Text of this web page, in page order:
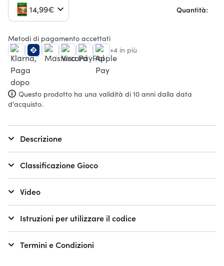
14,99€ Quantità:
Metodi di pagamento accettati
+4 in più
Questo prodotto ha una validità di 10 anni dalla data
d'acquisto.
Descrizione
Classificazione Gioco
Video
Istruzioni per utilizzare il codice
Termini e Condizioni